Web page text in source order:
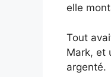
elle
Tout
Mark, et
argenté.